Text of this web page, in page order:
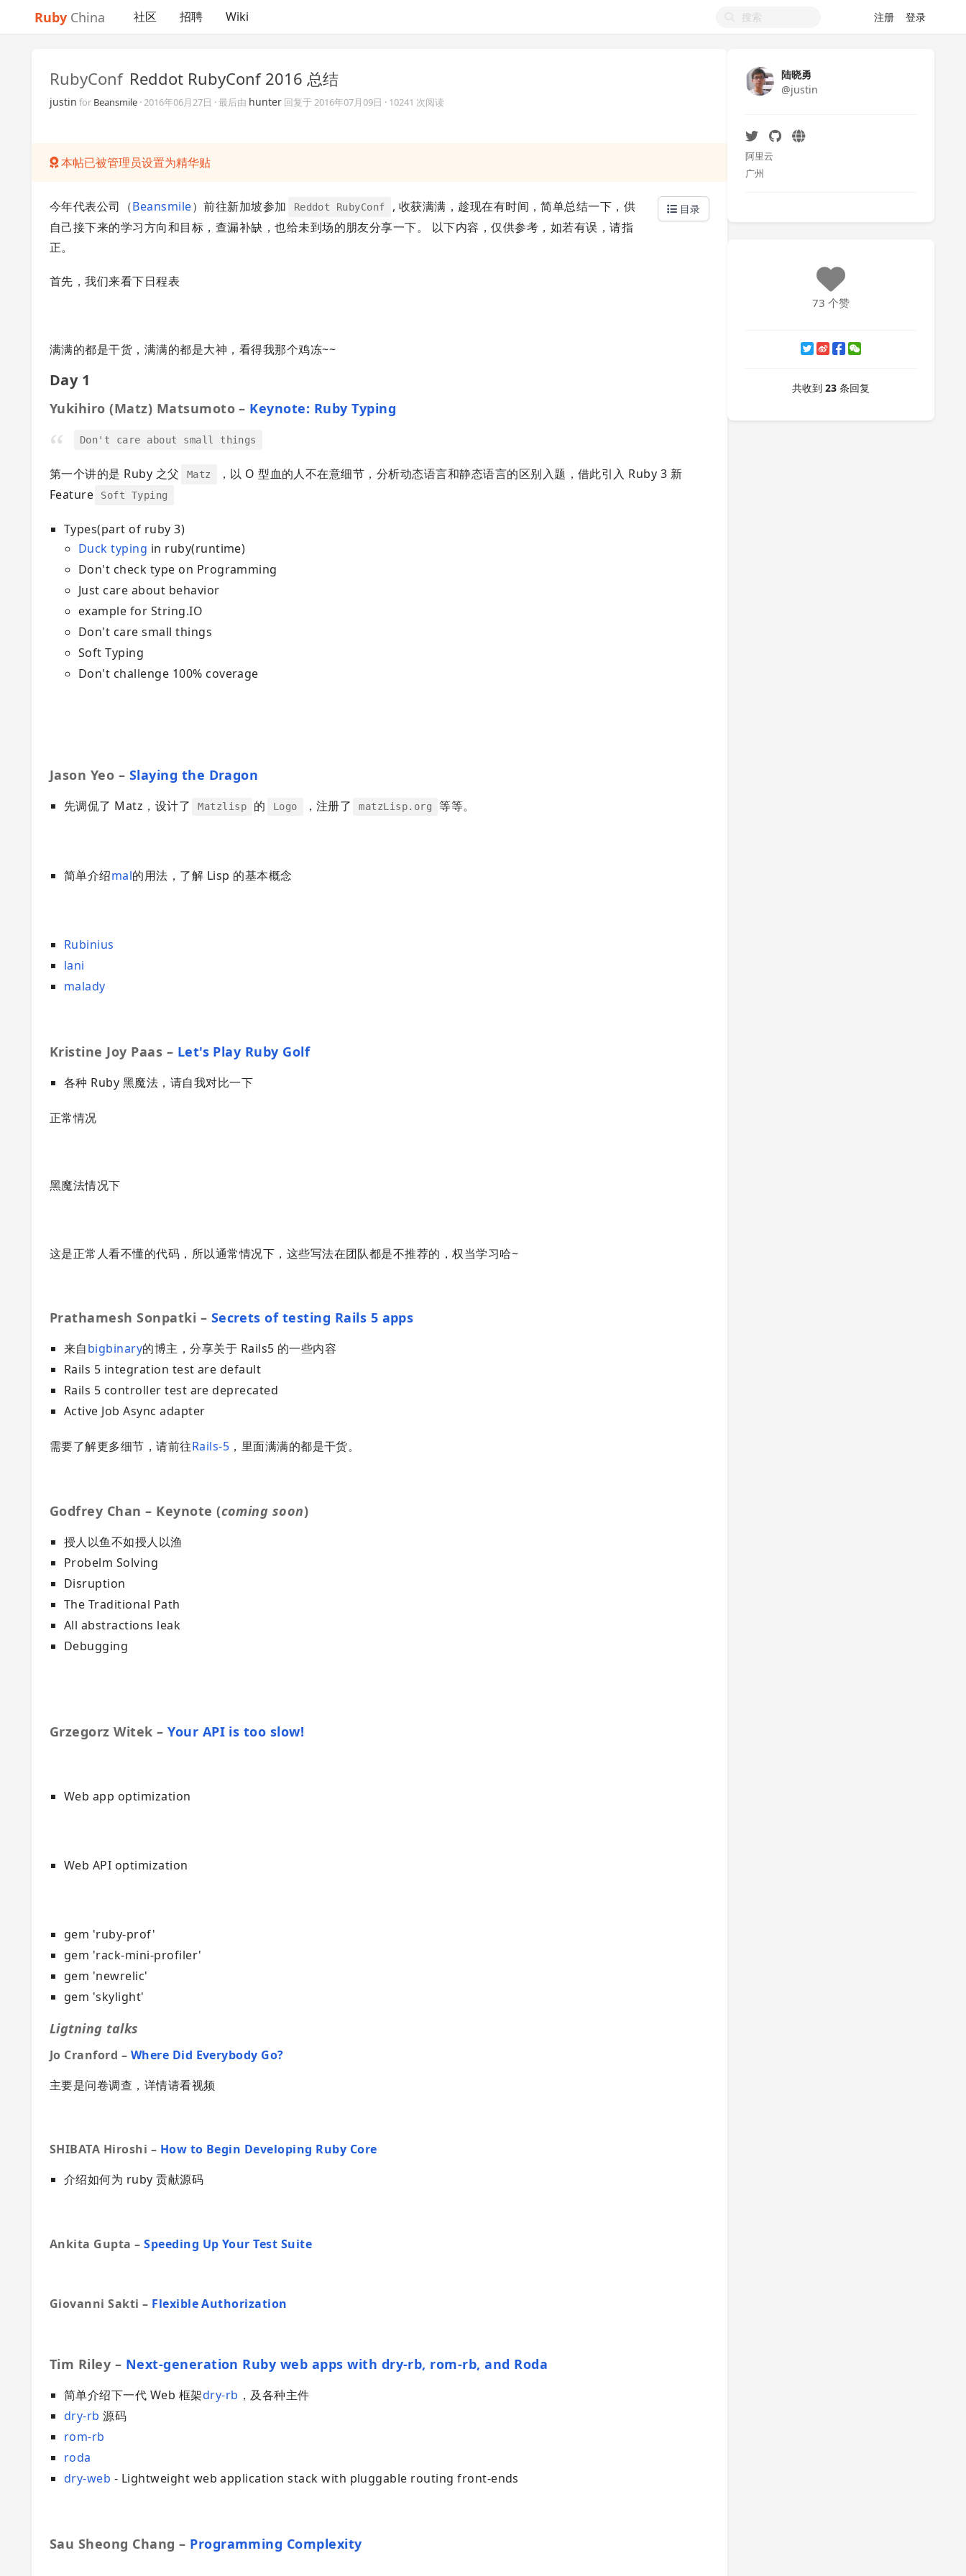
Ruby China 社区 招聘 Wiki 注册 登录
RubyConf Reddot RubyConf 2016 总结
justin for Beansmile ·2016年06月27日 · 最后由 hunter 回复于2016年07月09日 · 10241 次阅读
本帖已被管理员设置为精华贴
目录
今年代表公司（Beansmile）前往新加坡参加 Reddot RubyConf
, 收获满满，趁现在有时间，简单总结一下，供
自己接下来的学习方向和目标，查漏补缺，也给未到场的朋友分享一下。 以下内容，仅供参考，如若有误，请指
正。
首先，我们来看下日程表
满满的都是干货，满满的都是大神，看得我那个鸡冻~~
Day 1
Yukihiro (Matz) Matsumoto – Keynote: Ruby Typing
Don't care about small things
第一个讲的是 Ruby 之父 Matz
，以 O 型血的人不在意细节，分析动态语言和静态语言的区别入题，借此引入 Ruby 3 新
Feature
Soft Typing
Types(part of ruby 3)
Duck typing in ruby(runtime)
Don't check type on Programming
Just care about behavior
example for String.IO
Don't care small things
Soft Typing
Don't challenge 100% coverage
Jason Yeo – Slaying the Dragon
先调侃了 Matz，设计了 Matzlisp 的 Logo ，注册了 matzLisp.org 等等。
简单介绍mal的用法，了解 Lisp 的基本概念
Rubinius
lani
malady
Kristine Joy Paas – Let's Play Ruby Golf
各种 Ruby 黑魔法，请自我对比一下
正常情况
黑魔法情况下
这是正常人看不懂的代码，所以通常情况下，这些写法在团队都是不推荐的，权当学习哈~
Prathamesh Sonpatki – Secrets of testing Rails 5 apps
来自bigbinary的博主，分享关于 Rails5 的一些内容
Rails 5 integration test are default
Rails 5 controller test are deprecated
Active Job Async adapter
需要了解更多细节，请前往Rails-5 ，里面满满的都是干货。
Godfrey Chan – Keynote (coming soon)
授人以鱼不如授人以渔
Probelm Solving
Disruption
The Traditional Path
All abstractions leak
Debugging
Grzegorz Witek –Your API is too slow!
Web app optimization
Web API optimization
gem 'ruby-prof'
gem 'rack-mini-profiler'
gem 'newrelic'
gem 'skylight'
Ligtning talks
Jo Cranford – Where Did Everybody Go?
主要是问卷调查，详情请看视频
SHIBATA Hiroshi – How to Begin Developing Ruby Core
介绍如何为 ruby 贡献源码
Ankita Gupta –Speeding Up Your Test Suite
Giovanni Sakti – Flexible Authorization
Tim Riley – Next-generation Ruby web apps with dry-rb, rom-rb, and Roda
简单介绍下一代 Web 框架dry-rb ，及各种主件
dry-rb 源码
rom-rb
roda
dry-web - Lightweight web application stack with pluggable routing front-ends
Sau Sheong Chang – Programming Complexity
陆晓勇
@justin
阿里云
广州
73 个赞
共收到 23 条回复